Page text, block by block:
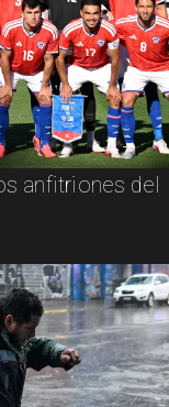
anfitriones del